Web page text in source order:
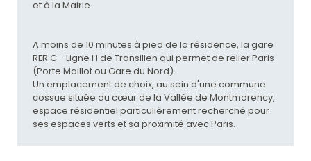
et à la Mairie.
A moins de 10 minutes à pied de la résidence, la gare
RER C - Ligne H de Transilien qui permet de relier Paris
(Porte Maillot ou Gare du Nord).
Un emplacement de choix, au sein d'une commune
cossue située au cœur de la Vallée de Montmorency,
espace résidentiel particulièrement recherché pour
ses espaces verts et sa proximité avec Paris.